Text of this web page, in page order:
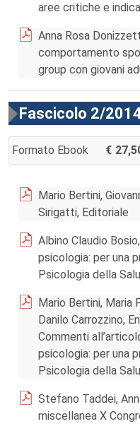
aree critiche e
Anna Rosa
comportamento
group con giovani
Fascicolo 2/
Formato Ebook
AGGIUNGI AL CARRELLO
Mario Bertini,
Sirigatti, Editoriale
Albino Claudio
psicologia: per una
Psicologia della
Mario Bertini, Maria
Danilo Carrozzino,
Commenti
psicologia: per una
Psicologia della
Stefano Taddei,
miscellanea X